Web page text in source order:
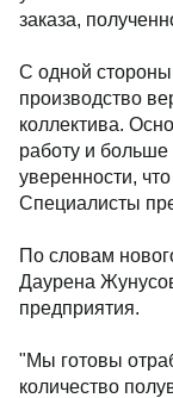
заказа,
С одной
производство
коллектива.
работу и больше
уверенности,
Специалисты
По словам
Даурена
предприятия.
"Мы готовы
количество